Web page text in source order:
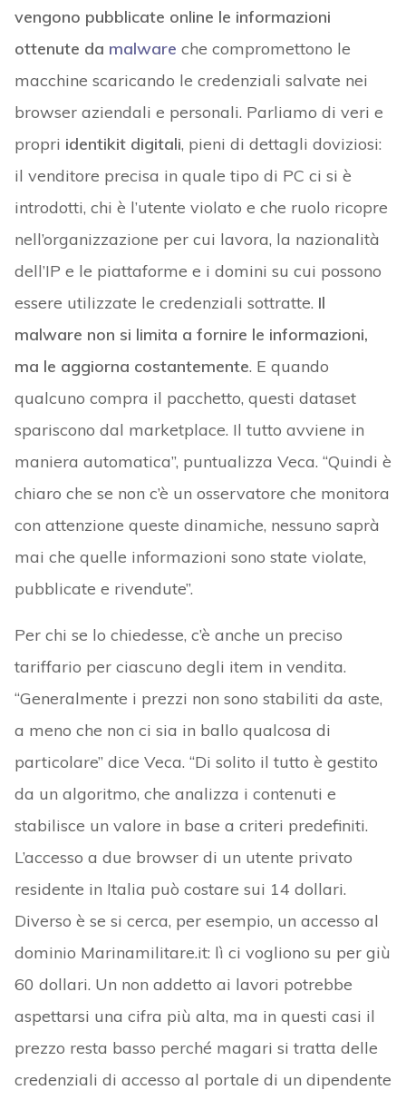
vengono pubblicate online le informazioni
ottenute da malware che compromettono le
macchine scaricando le credenziali salvate nei
browser aziendali e personali. Parliamo di veri e
propri identikit digitali, pieni di dettagli doviziosi:
il venditore precisa in quale tipo di PC ci si è
introdotti, chi è l’utente violato e che ruolo ricopre
nell’organizzazione per cui lavora, la nazionalità
dell’IP e le piattaforme e i domini su cui possono
essere utilizzate le credenziali sottratte. Il
malware non si limita a fornire le informazioni,
ma le aggiorna costantemente. E quando
qualcuno compra il pacchetto, questi dataset
spariscono dal marketplace. Il tutto avviene in
maniera automatica”, puntualizza Veca. “Quindi è
chiaro che se non c’è un osservatore che monitora
con attenzione queste dinamiche, nessuno saprà
mai che quelle informazioni sono state violate,
pubblicate e rivendute”.
Per chi se lo chiedesse, c’è anche un preciso
tariffario per ciascuno degli item in vendita.
“Generalmente i prezzi non sono stabiliti da aste,
a meno che non ci sia in ballo qualcosa di
particolare” dice Veca. “Di solito il tutto è gestito
da un algoritmo, che analizza i contenuti e
stabilisce un valore in base a criteri predefiniti.
L’accesso a due browser di un utente privato
residente in Italia può costare sui 14 dollari.
Diverso è se si cerca, per esempio, un accesso al
dominio Marinamilitare.it: lì ci vogliono su per giù
60 dollari. Un non addetto ai lavori potrebbe
aspettarsi una cifra più alta, ma in questi casi il
prezzo resta basso perché magari si tratta delle
credenziali di accesso al portale di un dipendente